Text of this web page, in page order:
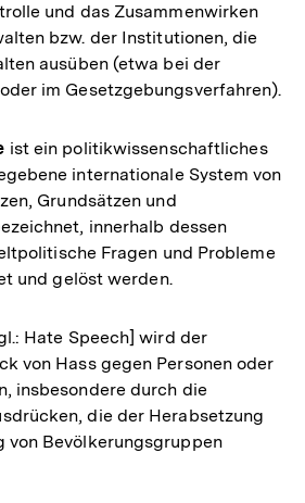
und das Zusammenwirken
bzw. der Institutionen, die
ausüben (etwa bei der
im Gesetzgebungsverfahren).
ist ein politikwissenschaftliches
internationale System von
Grundsätzen und
innerhalb dessen
Fragen und Probleme
und gelöst werden.
Hate Speech] wird der
von Hass gegen Personen oder
insbesondere durch die
die der Herabsetzung
von Bevölkerungsgruppen